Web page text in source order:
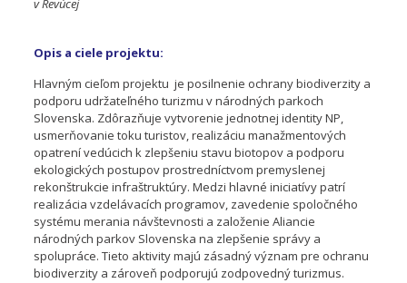
v Revúcej
Opis a ciele projektu:
Hlavným cieľom projektu je posilnenie ochrany biodiverzity a
podporu udržateľného turizmu v národných parkoch
Slovenska. Zdôrazňuje vytvorenie jednotnej identity NP,
usmerňovanie toku turistov, realizáciu manažmentových
opatrení vedúcich k zlepšeniu stavu biotopov a podporu
ekologických postupov prostredníctvom premyslenej
rekonštrukcie infraštruktúry. Medzi hlavné iniciatívy patrí
realizácia vzdelávacích programov, zavedenie spoločného
systému merania návštevnosti a založenie Aliancie
národných parkov Slovenska na zlepšenie správy a
spolupráce. Tieto aktivity majú zásadný význam pre ochranu
biodiverzity a zároveň podporujú zodpovedný turizmus.